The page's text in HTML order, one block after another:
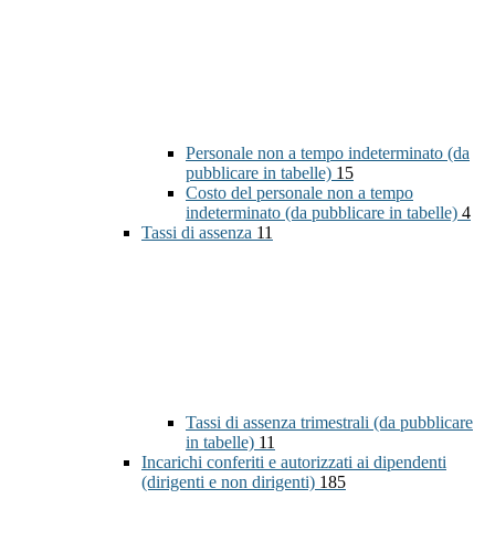
Personale non a tempo indeterminato (da
pubblicare in tabelle) 15
Costo del personale non a tempo
indeterminato (da pubblicare in tabelle) 4
Tassi di assenza 11
Tassi di assenza trimestrali (da pubblicare
in tabelle) 11
Incarichi conferiti e autorizzati ai dipendenti
(dirigenti e non dirigenti) 185